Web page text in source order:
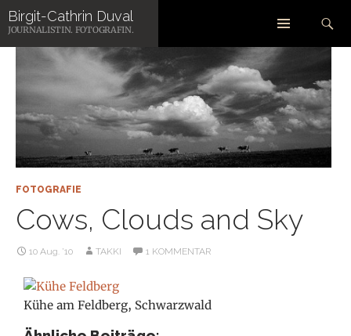
Zum
Inhalt
springen
Suchen
FOTOGRAFIE
Cows, Clouds and Sky
10 Aug. ’10 TAKKI 1 KOMMENTAR
Kühe am Feldberg, Schwarzwald
Birgit-Cathrin Duval
JOURNALISTIN. FOTOGRAFIN.